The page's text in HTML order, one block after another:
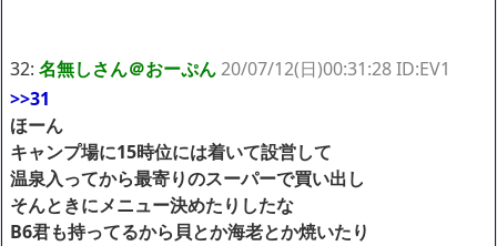
32: 名無しさん＠おーぷん20/07/12(日)00:31:28 ID:EV1
>>31
ほーん
キャンプ場に15時位には着いて設営して
温泉入ってから最寄りのスーパーで買い出し
そんときにメニュー決めたりしたな
B6君も持ってるから貝とか海老とか焼いたり